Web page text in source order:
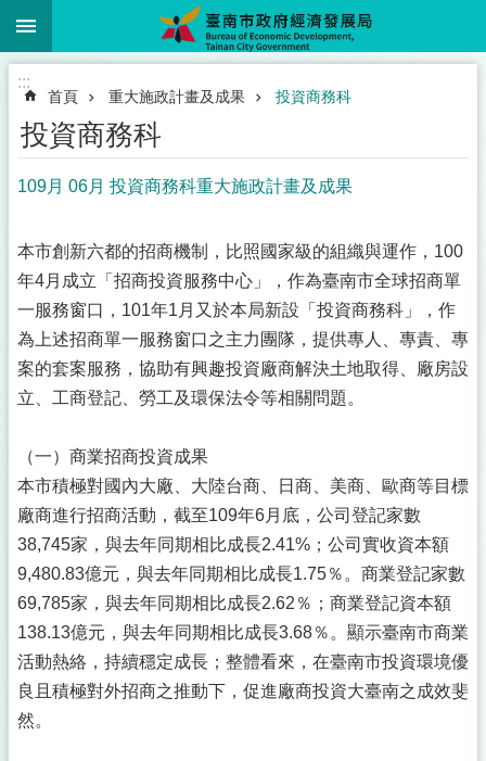
跳到主要內容區塊
:::
首頁 重大施政計畫及成果 投資商務科
投資商務科
109月 06月 投資商務科重大施政計畫及成果
本市創新六都的招商機制，比照國家級的組織與運作，100
年4月成立「招商投資服務中心」，作為臺南市全球招商單
一服務窗口，101年1月又於本局新設「投資商務科」，作
為上述招商單一服務窗口之主力團隊，提供專人、專責、專
案的套案服務，協助有興趣投資廠商解決土地取得、廠房設
立、工商登記、勞工及環保法令等相關問題。
（一）商業招商投資成果
本市積極對國內大廠、大陸台商、日商、美商、歐商等目標
廠商進行招商活動，截至109年6月底，公司登記家數
38,745家，與去年同期相比成長2.41%；公司實收資本額
9,480.83億元，與去年同期相比成長1.75％。商業登記家數
69,785家，與去年同期相比成長2.62％；商業登記資本額
138.13億元，與去年同期相比成長3.68％。顯示臺南市商業
活動熱絡，持續穩定成長；整體看來，在臺南市投資環境優
良且積極對外招商之推動下，促進廠商投資大臺南之成效斐
然。